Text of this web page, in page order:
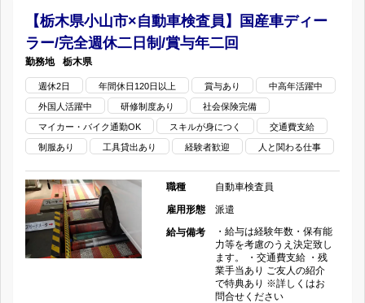
日
賞
与
年
産
車
デ
ィ
ー
ー/
県
小
山
市
羽
川
【栃木県小山市×自動車検査員】国産車ディー
ラー/完全週休二日制/賞与年二回
栃木県
週休2日 年間休日120日以上 賞与あり 中高年活躍中
外国人活躍中 研修制度あり 社会保険完備
マイカー・バイク通勤OK スキルが身につく 交通費支給
制服あり 工具貸出あり 経験者歓迎 人と関わる仕事
職種
自動車検査員
雇用形態
派遣
給与備考
・給与は経験年数・保有能
力等を考慮のうえ決定致し
ます。 ・交通費支給 ・残
業手当あり ご友人の紹介
で特典あり ※詳しくはお
問合せください